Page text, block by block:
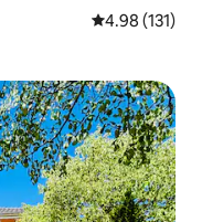
Calificación
4.98 (131)